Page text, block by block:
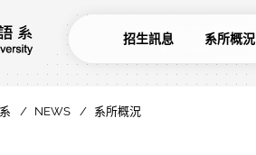
招生訊息 系所概況
NEWS 系所概況